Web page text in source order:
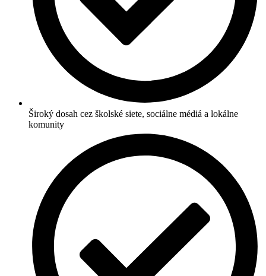
Široký dosah cez školské siete, sociálne médiá a lokálne
komunity